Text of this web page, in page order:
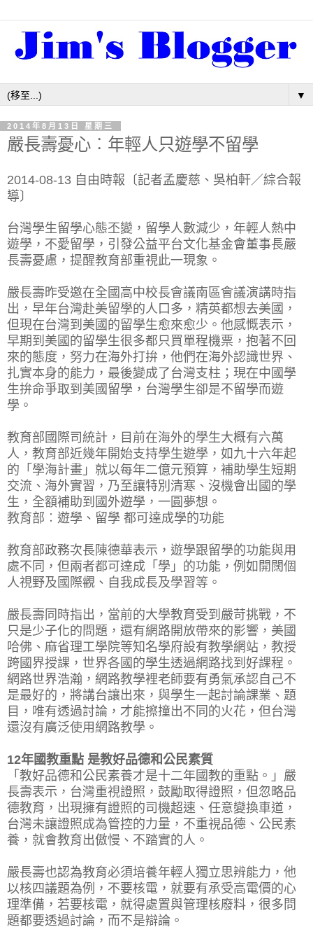
▼
2014年8月13日 星期三
嚴長壽憂心︰年輕人只遊學不留學
2014-08-13 自由時報〔記者孟慶慈、吳柏軒／綜合報
導〕
台灣學生留學心態丕變，留學人數減少，年輕人熱中
遊學，不愛留學，引發公益平台文化基金會董事長嚴
長壽憂慮，提醒教育部重視此一現象。
嚴長壽昨受邀在全國高中校長會議南區會議演講時指
出，早年台灣赴美留學的人口多，精英都想去美國，
但現在台灣到美國的留學生愈來愈少。他感慨表示，
早期到美國的留學生很多都只買單程機票，抱著不回
來的態度，努力在海外打拚，他們在海外認識世界、
扎實本身的能力，最後變成了台灣支柱；現在中國學
生拚命爭取到美國留學，台灣學生卻是不留學而遊
學。
教育部國際司統計，目前在海外的學生大概有六萬
人，教育部近幾年開始支持學生遊學，如九十六年起
的「學海計畫」就以每年二億元預算，補助學生短期
交流、海外實習，乃至讓特別清寒、沒機會出國的學
生，全額補助到國外遊學，一圓夢想。
教育部︰遊學、留學 都可達成學的功能
教育部政務次長陳德華表示，遊學跟留學的功能與用
處不同，但兩者都可達成「學」的功能，例如開闊個
人視野及國際觀、自我成長及學習等。
嚴長壽同時指出，當前的大學教育受到嚴苛挑戰，不
只是少子化的問題，還有網路開放帶來的影響，美國
哈佛、麻省理工學院等知名學府設有教學網站，教授
跨國界授課，世界各國的學生透過網路找到好課程。
網路世界浩瀚，網路教學裡老師要有勇氣承認自己不
是最好的，將講台讓出來，與學生一起討論課業、題
目，唯有透過討論，才能擦撞出不同的火花，但台灣
還沒有廣泛使用網路教學。
12年國教重點 是教好品德和公民素質
「教好品德和公民素養才是十二年國教的重點。」嚴
長壽表示，台灣重視證照，鼓勵取得證照，但忽略品
德教育，出現擁有證照的司機超速、任意變換車道，
台灣未讓證照成為管控的力量，不重視品德、公民素
養，就會教育出傲慢、不踏實的人。
嚴長壽也認為教育必須培養年輕人獨立思辨能力，他
以核四議題為例，不要核電，就要有承受高電價的心
理準備，若要核電，就得處置與管理核廢料，很多問
題都要透過討論，而不是辯論。